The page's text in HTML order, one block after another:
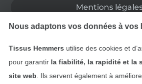
Mentions
CGV
Droit de
Nous adaptons vos données à vos
Tissus Hemmers utilise des cookies et
pour garantir la fiabilité, la rapidité et la
site web . Ils servent également à